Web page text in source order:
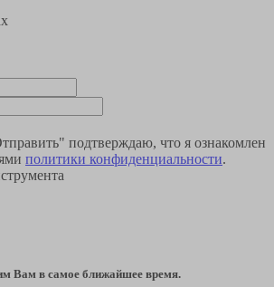
подтверждаю, что я ознакомлен
политики конфиденциальности.
Вам в самое ближайшее время.